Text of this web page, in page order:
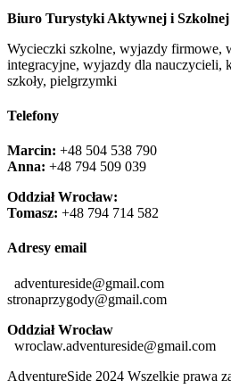
Biuro Turystyki Aktywnej i Szkolnej
Wycieczki szkolne, wyjazdy firmowe,
integracyjne, wyjazdy dla nauczycieli,
szkoły, pielgrzymki
Telefony
Marcin: +48 504 538 790
Anna: +48 ‭794 509 039‬
Oddział Wrocław:
Tomasz: +48 794 714 582
Adresy email
adventureside@gmail.com
stronaprzygody@gmail.com
Oddział Wrocław
wroclaw.adventureside@gmail.com
AdventureSide 2024 Wszelkie prawa